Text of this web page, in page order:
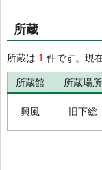
所蔵
所蔵は 1 件です。現
所蔵館 所蔵場所
興風 旧下総